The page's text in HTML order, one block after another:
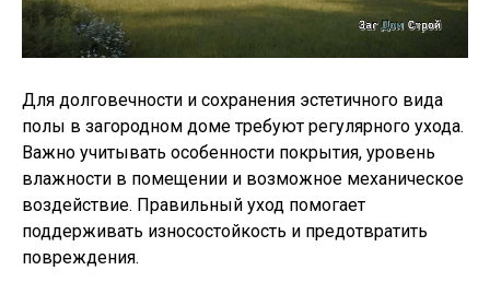
Для долговечности и сохранения эстетичного вида
полы в загородном доме требуют регулярного ухода.
Важно учитывать особенности покрытия, уровень
влажности в помещении и возможное механическое
воздействие. Правильный уход помогает
поддерживать износостойкость и предотвратить
повреждения.